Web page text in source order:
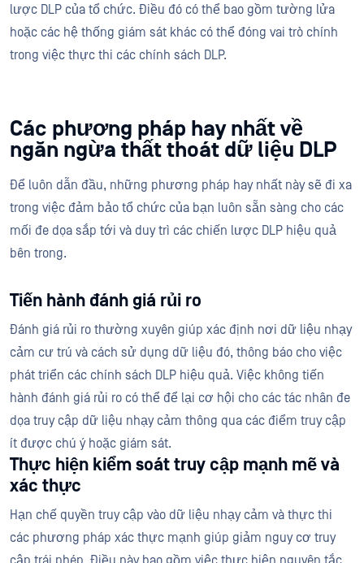
lược DLP của tổ chức. Điều đó có thể bao gồm tường lửa
hoặc các hệ thống giám sát khác có thể đóng vai trò chính
trong việc thực thi các chính sách DLP.
Các phương pháp hay nhất về
ngăn ngừa thất thoát dữ liệu DLP
Để luôn dẫn đầu, những phương pháp hay nhất này sẽ đi xa
trong việc đảm bảo tổ chức của bạn luôn sẵn sàng cho các
mối đe dọa sắp tới và duy trì các chiến lược DLP hiệu quả
bên trong.
Tiến hành đánh giá rủi ro
Đánh giá rủi ro thường xuyên giúp xác định nơi dữ liệu nhạy
cảm cư trú và cách sử dụng dữ liệu đó, thông báo cho việc
phát triển các chính sách DLP hiệu quả. Việc không tiến
hành đánh giá rủi ro có thể để lại cơ hội cho các tác nhân đe
dọa truy cập dữ liệu nhạy cảm thông qua các điểm truy cập
ít được chú ý hoặc giám sát.
Thực hiện kiểm soát truy cập mạnh mẽ và
xác thực
Hạn chế quyền truy cập vào dữ liệu nhạy cảm và thực thi
các phương pháp xác thực mạnh giúp giảm nguy cơ truy